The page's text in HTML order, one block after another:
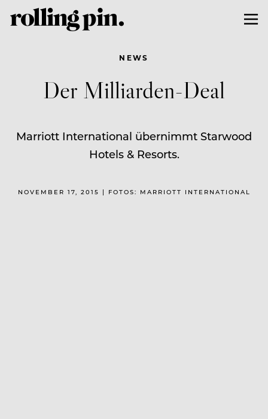
NEWS
Der Milliarden-Deal
Marriott International übernimmt Starwood
Hotels & Resorts.
NOVEMBER 17, 2015 | FOTOS: MARRIOTT INTERNATIONAL